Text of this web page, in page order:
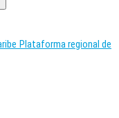
Plataforma regional de